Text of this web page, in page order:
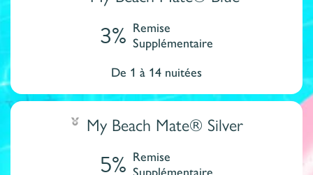
3% Remise
Supplémentaire
De 1 à 14 nuitées
My Beach Mate® Silver
5% Remise